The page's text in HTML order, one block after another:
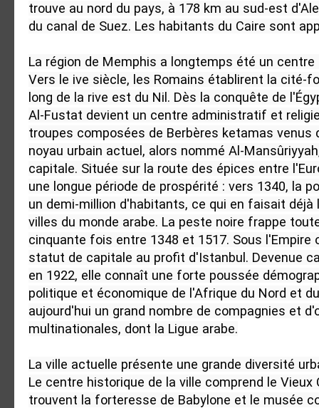
trouve au nord du pays, à 178 km au sud-est
du canal de Suez. Les habitants du Caire sont
La région de Memphis a longtemps été un
Vers le ive siècle, les Romains établirent la cité-
long de la rive est du Nil. Dès la conquête de
Al-Fustat devient un centre administratif et
troupes composées de Berbères ketamas
noyau urbain actuel, alors nommé Al-
capitale. Située sur la route des épices entre
une longue période de prospérité : vers 1340, la
un demi-million d'habitants, ce qui en faisait déjà
villes du monde arabe. La peste noire frappe
cinquante fois entre 1348 et 1517. Sous l'Empire
statut de capitale au profit d'Istanbul. Devenue
en 1922, elle connaît une forte poussée
politique et économique de l'Afrique du Nord et
aujourd'hui un grand nombre de compagnies et
multinationales, dont la Ligue arabe.
La ville actuelle présente une grande diversité
Le centre historique de la ville comprend le
trouvent la forteresse de Babylone et le musée